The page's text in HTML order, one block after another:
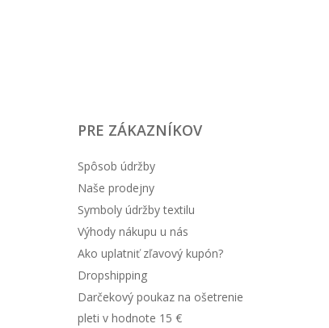
PRE ZÁKAZNÍKOV
Spôsob údržby
Naše prodejny
Symboly údržby textilu
Výhody nákupu u nás
Ako uplatniť zľavový kupón?
Dropshipping
Darčekový poukaz na ošetrenie
pleti v hodnote 15 €